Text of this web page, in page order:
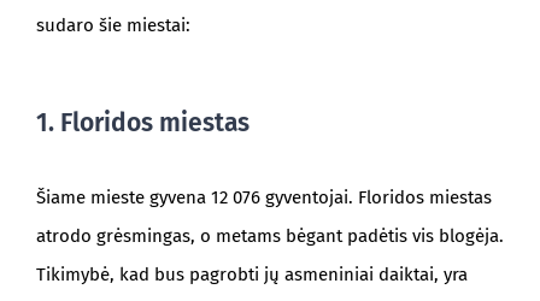
sudaro šie miestai:
1. Floridos miestas
Šiame mieste gyvena 12 076 gyventojai. Floridos miestas
atrodo grėsmingas, o metams bėgant padėtis vis blogėja.
Tikimybė, kad bus pagrobti jų asmeniniai daiktai, yra